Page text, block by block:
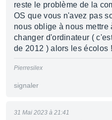
reste le problème de la
OS que vous n'avez pas
nous oblige à nous mettre
changer d'ordinateur (
de 2012 ) alors les écolos
Pierresilex
signaler
31 Mai 2023 à 21:41